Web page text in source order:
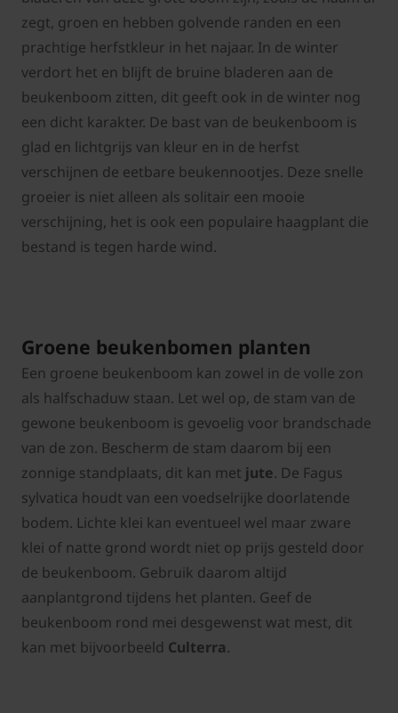
zegt, groen en hebben golvende randen en een
prachtige herfstkleur in het najaar. In de winter
verdort het en blijft de bruine bladeren aan de
beukenboom zitten, dit geeft ook in de winter nog
een dicht karakter. De bast van de beukenboom is
glad en lichtgrijs van kleur en in de herfst
verschijnen de eetbare beukennootjes. Deze snelle
groeier is niet alleen als solitair een mooie
verschijning, het is ook een populaire haagplant die
bestand is tegen harde wind.
Groene beukenbomen planten
Een groene beukenboom kan zowel in de volle zon
als halfschaduw staan. Let wel op, de stam van de
gewone beukenboom is gevoelig voor brandschade
van de zon. Bescherm de stam daarom bij een
zonnige standplaats, dit kan met jute. De Fagus
sylvatica houdt van een voedselrijke doorlatende
bodem. Lichte klei kan eventueel wel maar zware
klei of natte grond wordt niet op prijs gesteld door
de beukenboom. Gebruik daarom altijd
aanplantgrond tijdens het planten. Geef de
beukenboom rond mei desgewenst wat mest, dit
kan met bijvoorbeeld Culterra.